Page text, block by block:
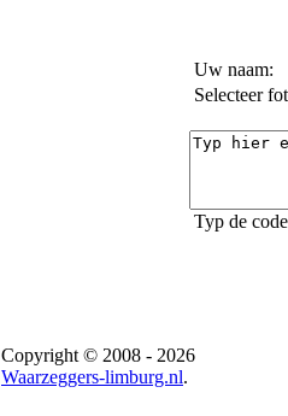
Uw naam:
Selecteer
Typ de
Copyright © 2008 - 2026
Waarzeggers-limburg.nl.